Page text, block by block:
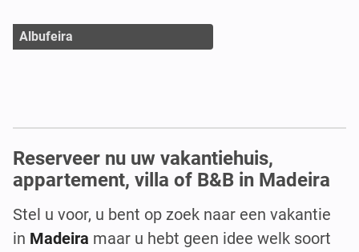
Albufeira
Reserveer nu uw vakantiehuis,
appartement, villa of B&B in Madeira
Stel u voor, u bent op zoek naar een vakantie
in Madeira maar u hebt geen idee welk soort